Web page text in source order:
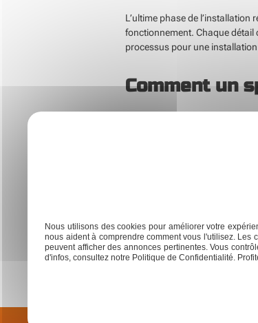
L’ultime phase de
fonctionnement. Chaque détail
processus pour une
Comment un
Un spécialiste VMC se
temps, réduisant l’efficacité.
Le contrôle des bouches
majeurs. Des signes avant-
Le spécialiste VMC inspecte
se révèle crucial pour le
permettent une longévité
Nous utilisons des cookies pour améliorer votre
nous aident à comprendre comment vous l'utilisez.
peuvent afficher des annonces pertinentes. Vous
d'infos, consultez notre Politique de Confidentialité.